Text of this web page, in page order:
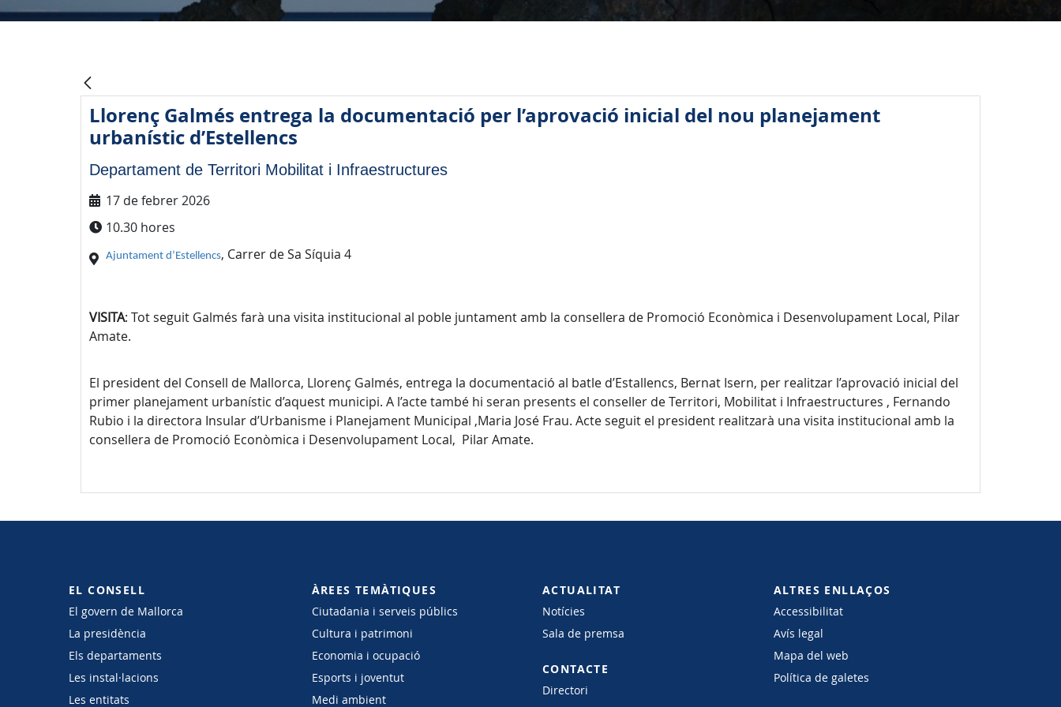
Llorenç Galmés entrega la documentació per l’aprovació inicial del nou planejament
urbanístic d’Estellencs
Departament de Territori Mobilitat i Infraestructures
17 de febrer 2026
10.30 hores
Ajuntament d’Estellencs, Carrer de Sa Síquia 4
VISITA: Tot seguit Galmés farà una visita institucional al poble juntament amb la consellera de Promoció Econòmica i Desenvolupament Local, Pilar
Amate.
El president del Consell de Mallorca, Llorenç Galmés, entrega la documentació al batle d’Estallencs, Bernat Isern, per realitzar l’aprovació inicial del
primer planejament urbanístic d’aquest municipi. A l’acte també hi seran presents el conseller de Territori, Mobilitat i Infraestructures , Fernando
Rubio i la directora Insular d’Urbanisme i Planejament Municipal ,Maria José Frau. Acte seguit el president realitzarà una visita institucional amb la
consellera de Promoció Econòmica i Desenvolupament Local, Pilar Amate.
EL CONSELL
El govern de Mallorca
La presidència
Els departaments
Les instal·lacions
Les entitats
ÀREES TEMÀTIQUES
Ciutadania i serveis públics
Cultura i patrimoni
Economia i ocupació
Esports i joventut
Medi ambient
ACTUALITAT
Notícies
Sala de premsa
CONTACTE
Directori
ALTRES ENLLAÇOS
Accessibilitat
Avís legal
Mapa del web
Política de galetes